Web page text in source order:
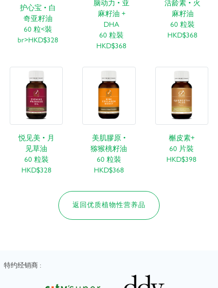
护心宝 • 白
奇亚籽油
60 粒<裝
br>HKD$328
脑动力 • 亚
麻籽油 +
DHA
60 粒裝
HKD$368
活龄素 • 火
麻籽油
60 粒裝
HKD$368
悦见美 • 月
见草油
60 粒裝
HKD$328
美肌膠原 •
猕猴桃籽油
60 粒裝
HKD$368
槲皮素+
60 片裝
HKD$398
返回优质植物性营养品
特约经销商 :